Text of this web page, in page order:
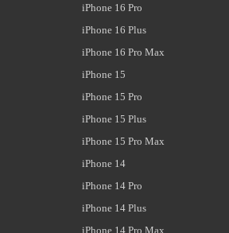
iPhone 16 Pro
iPhone 16 Plus
iPhone 16 Pro Max
iPhone 15
iPhone 15 Pro
iPhone 15 Plus
iPhone 15 Pro Max
iPhone 14
iPhone 14 Pro
iPhone 14 Plus